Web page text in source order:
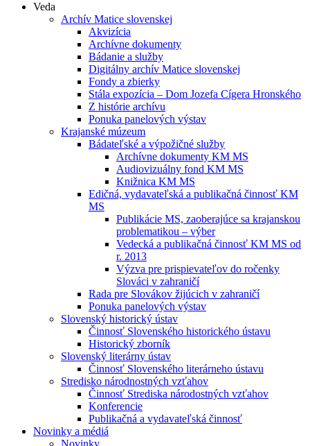
Veda
Archív Matice slovenskej
Akvizícia
Archívne dokumenty
Bádanie a služby
Digitálny archív Matice slovenskej
Fondy a zbierky
Stála expozícia – Dom Jozefa Cígera Hronského
Z histórie archívu
Ponuka panelových výstav
Krajanské múzeum
Bádateľské a výpožičné služby
Archívne dokumenty KM MS
Audiovizuálny fond KM MS
Knižnica KM MS
Edičná, vydavateľská a publikačná činnosť KM
MS
Publikácie MS, zaoberajúce sa krajanskou
problematikou – výber
Vedecká a publikačná činnosť KM MS od
r. 2013
Výzva pre prispievateľov do ročenky
Slováci v zahraničí
Rada pre Slovákov žijúcich v zahraničí
Ponuka panelových výstav
Slovenský historický ústav
Činnosť Slovenského historického ústavu
Historický zborník
Slovenský literárny ústav
Činnosť Slovenského literárneho ústavu
Stredisko národnostných vzťahov
Činnosť Strediska národostných vzťahov
Konferencie
Publikačná a vydavateľská činnosť
Novinky a médiá
Novinky